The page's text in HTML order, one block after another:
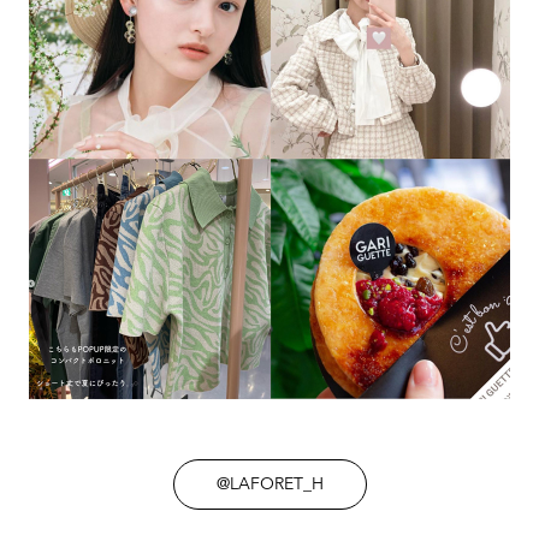
@LAFORET_H